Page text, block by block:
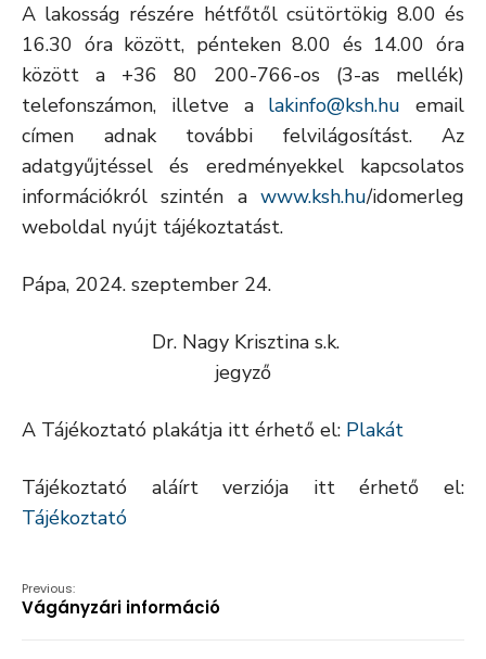
A lakosság részére hétfőtől csütörtökig 8.00 és
16.30 óra között, pénteken 8.00 és 14.00 óra
között a +36 80 200-766-os (3-as mellék)
telefonszámon, illetve a lakinfo@ksh.hu email
címen adnak további felvilágosítást. Az
adatgyűjtéssel és eredményekkel kapcsolatos
információkról szintén a www.ksh.hu/idomerleg
weboldal nyújt tájékoztatást.
Pápa, 2024. szeptember 24.
Dr. Nagy Krisztina s.k.
jegyző
A Tájékoztató plakátja itt érhető el: Plakát
Tájékoztató aláírt verziója itt érhető el:
Tájékoztató
Previous:
Vágányzári információ